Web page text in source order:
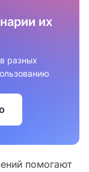
их
разных
помогают